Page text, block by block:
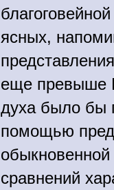
ясных,
еще превыше
духа было бы
помощью
обыкновенной
сравнений